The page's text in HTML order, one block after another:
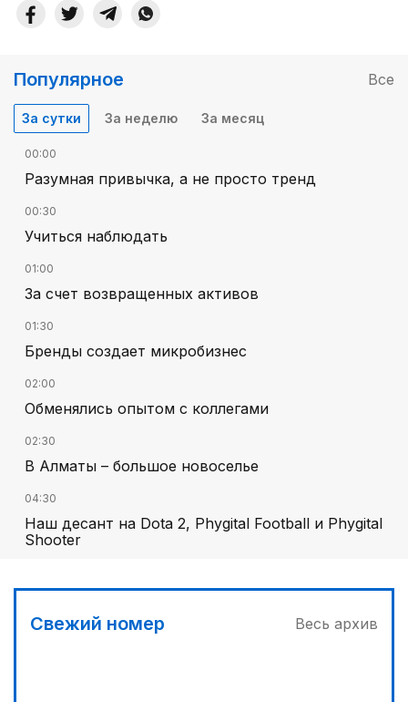
Популярное Все
За сутки За неделю За месяц
00:00
Разумная привычка, а не просто тренд
00:30
Учиться наблюдать
01:00
За счет возвращенных активов
01:30
Бренды создает микробизнес
02:00
Обменялись опытом с коллегами
02:30
В Алматы – большое новоселье
04:30
Наш десант на Dota 2, Phygital Football и Phygital
Shooter
Вычислен последний фигурант «титанового»
дела
Свежий номер Весь архив